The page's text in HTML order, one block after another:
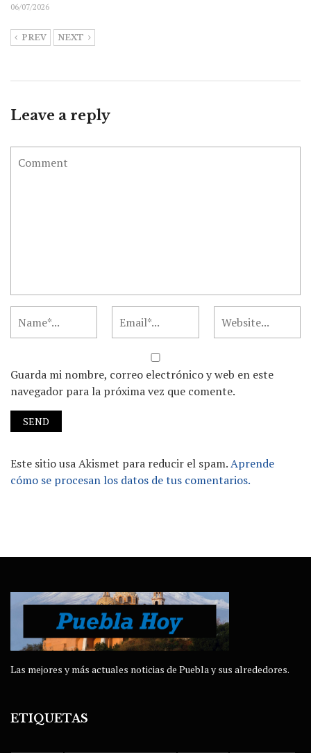
06/07/2026
PREV NEXT
Leave a reply
Guarda mi nombre, correo electrónico y web en este
navegador para la próxima vez que comente.
Este sitio usa Akismet para reducir el spam.Aprende
cómo se procesan los datos de tus comentarios.
Las mejores y más actuales noticias de Puebla y sus alrededores.
ETIQUETAS